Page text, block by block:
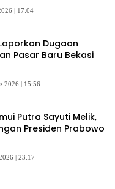
| 17:04
Dugaan
Pasar Baru Bekasi
2026 | 15:56
Putra Sayuti Melik,
Presiden Prabowo
| 23:17